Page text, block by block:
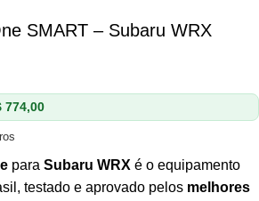
SMART – Subaru WRX
774,00
para Subaru WRX é o equipamento
testado e aprovado pelos melhores